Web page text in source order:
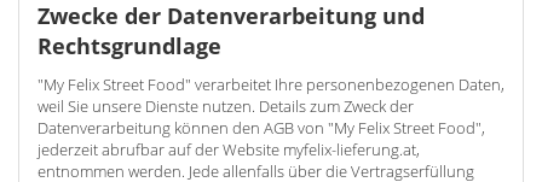
Zwecke der Datenverarbeitung und
Rechtsgrundlage
"My Felix Street Food" verarbeitet Ihre personenbezogenen Daten,
weil Sie unsere Dienste nutzen. Details zum Zweck der
Datenverarbeitung können den AGB von "My Felix Street Food",
jederzeit abrufbar auf der Website myfelix-lieferung.at,
entnommen werden. Jede allenfalls über die Vertragserfüllung